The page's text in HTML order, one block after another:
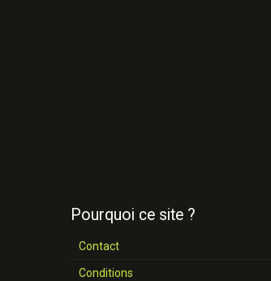
Pourquoi ce site ?
Contact
Conditions